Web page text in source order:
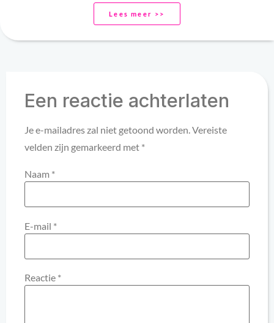
Lees meer >>
Een reactie achterlaten
Je e-mailadres zal niet getoond worden.Vereiste
velden zijn gemarkeerd met *
Naam *
E-mail *
Reactie *